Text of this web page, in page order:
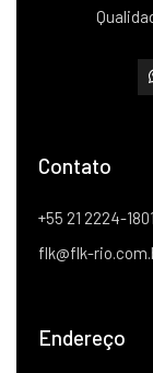
Contato
+55 21 2224-1801
flk@flk-
Endereço